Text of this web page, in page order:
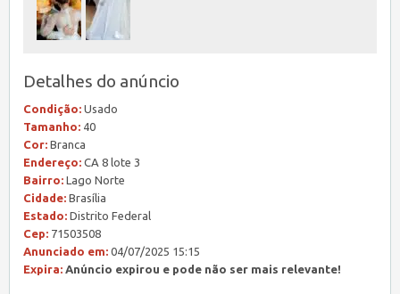
Detalhes do anúncio
Condição: Usado
Tamanho: 40
Cor: Branca
Endereço: CA 8 lote 3
Bairro: Lago Norte
Cidade: Brasília
Estado: Distrito Federal
Cep: 71503508
Anunciado em: 04/07/2025 15:15
Expira: Anúncio expirou e pode não ser mais relevante!